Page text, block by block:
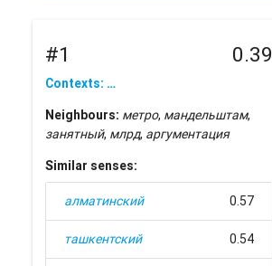
#1 0.39
Contexts: …
Neighbours: метро, мандельштам,
занятный, млрд, аргументация
Similar senses:
алматинский 0.57
ташкентский 0.54